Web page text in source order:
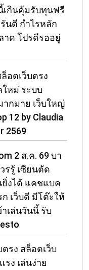
เกินคุ้มรับทุนฟรี
นตี กำไรหลัก
าด โปรดีรออยู่
อตเว็บตรง
หม่ ระบบ
ากมาย เว็บใหญ่
12 by Claudia
2569
2 ส.ค. 69 บา
รรู้ เซียนตัด
ยิ่งได้ แคชแบค
เว็บดี มีโต๊ะให้
าเล่นวันนี้ รับ
รง สล็อตเว็บ
ง เล่นง่าย